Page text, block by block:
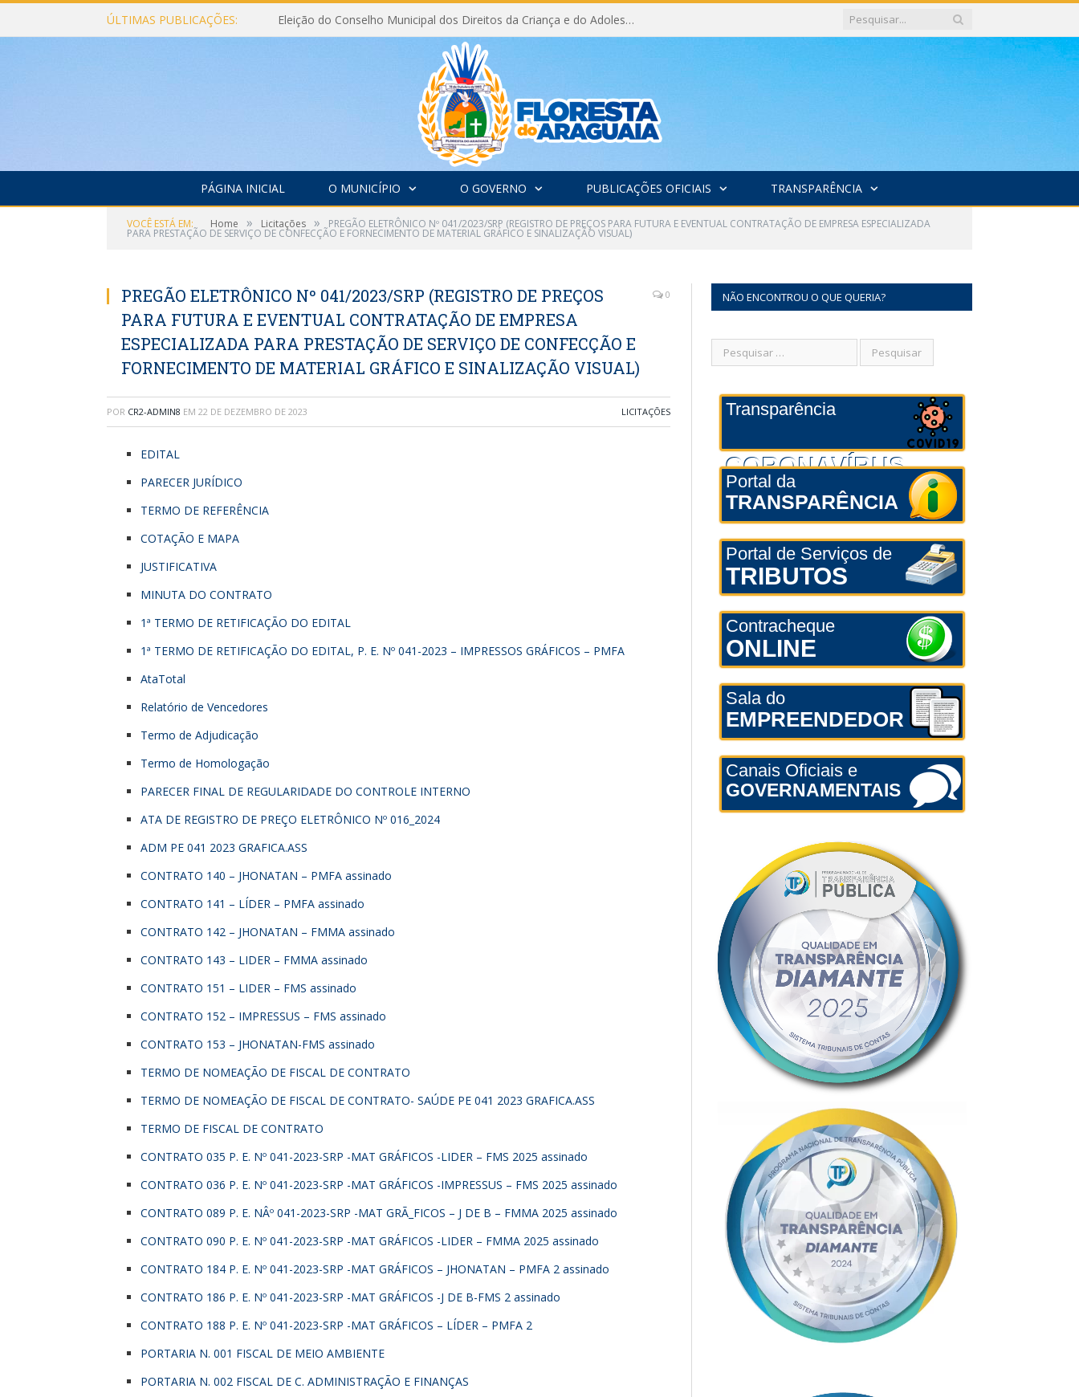
ÚLTIMAS PUBLICAÇÕES: Eleição do Conselho Municipal dos Direitos da Criança e do Adolescente CMDCA 2026
PÁGINA INICIAL O MUNICÍPIO O GOVERNO PUBLICAÇÕES OFICIAIS TRANSPARÊNCIA
VOCÊ ESTÁ EM: Home » Licitações » PREGÃO ELETRÔNICO Nº 041/2023/SRP (REGISTRO DE PREÇOS PARA FUTURA E EVENTUAL CONTRATAÇÃO DE EMPRESA ESPECIALIZADA
PARA PRESTAÇÃO DE SERVIÇO DE CONFECÇÃO E FORNECIMENTO DE MATERIAL GRÁFICO E SINALIZAÇÃO VISUAL)
PREGÃO ELETRÔNICO Nº 041/2023/SRP (REGISTRO DE PREÇOS
PARA FUTURA E EVENTUAL CONTRATAÇÃO DE EMPRESA
ESPECIALIZADA PARA PRESTAÇÃO DE SERVIÇO DE CONFECÇÃO E
FORNECIMENTO DE MATERIAL GRÁFICO E SINALIZAÇÃO VISUAL)
0
POR CR2-ADMIN8 EM 22 DE DEZEMBRO DE 2023 LICITAÇÕES
EDITAL
PARECER JURÍDICO
TERMO DE REFERÊNCIA
COTAÇÃO E MAPA
JUSTIFICATIVA
MINUTA DO CONTRATO
1ª TERMO DE RETIFICAÇÃO DO EDITAL
1ª TERMO DE RETIFICAÇÃO DO EDITAL, P. E. Nº 041-2023 – IMPRESSOS GRÁFICOS – PMFA
AtaTotal
Relatório de Vencedores
Termo de Adjudicação
Termo de Homologação
PARECER FINAL DE REGULARIDADE DO CONTROLE INTERNO
ATA DE REGISTRO DE PREÇO ELETRÔNICO Nº 016_2024
ADM PE 041 2023 GRAFICA.ASS
CONTRATO 140 – JHONATAN – PMFA assinado
CONTRATO 141 – LÍDER – PMFA assinado
CONTRATO 142 – JHONATAN – FMMA assinado
CONTRATO 143 – LIDER – FMMA assinado
CONTRATO 151 – LIDER – FMS assinado
CONTRATO 152 – IMPRESSUS – FMS assinado
CONTRATO 153 – JHONATAN-FMS assinado
TERMO DE NOMEAÇÃO DE FISCAL DE CONTRATO
TERMO DE NOMEAÇÃO DE FISCAL DE CONTRATO- SAÚDE PE 041 2023 GRAFICA.ASS
TERMO DE FISCAL DE CONTRATO
CONTRATO 035 P. E. Nº 041-2023-SRP -MAT GRÁFICOS -LIDER – FMS 2025 assinado
CONTRATO 036 P. E. Nº 041-2023-SRP -MAT GRÁFICOS -IMPRESSUS – FMS 2025 assinado
CONTRATO 089 P. E. NÂº 041-2023-SRP -MAT GRÃ_FICOS – J DE B – FMMA 2025 assinado
CONTRATO 090 P. E. Nº 041-2023-SRP -MAT GRÁFICOS -LIDER – FMMA 2025 assinado
CONTRATO 184 P. E. Nº 041-2023-SRP -MAT GRÁFICOS – JHONATAN – PMFA 2 assinado
CONTRATO 186 P. E. Nº 041-2023-SRP -MAT GRÁFICOS -J DE B-FMS 2 assinado
CONTRATO 188 P. E. Nº 041-2023-SRP -MAT GRÁFICOS – LÍDER – PMFA 2
PORTARIA N. 001 FISCAL DE MEIO AMBIENTE
PORTARIA N. 002 FISCAL DE C. ADMINISTRAÇÃO E FINANÇAS
NÃO ENCONTROU O QUE QUERIA?
Transparência
CORONAVÍRUS
Portal da
TRANSPARÊNCIA
Portal de Serviços de
TRIBUTOS
Contracheque
ONLINE
Sala do
EMPREENDEDOR
Canais Oficiais e
GOVERNAMENTAIS